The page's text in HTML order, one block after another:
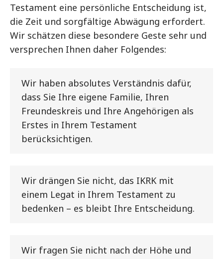
Testament eine persönliche Entscheidung ist,
die Zeit und sorgfältige Abwägung erfordert.
Wir schätzen diese besondere Geste sehr und
versprechen Ihnen daher Folgendes:
Wir haben absolutes Verständnis dafür,
dass Sie Ihre eigene Familie, Ihren
Freundeskreis und Ihre Angehörigen als
Erstes in Ihrem Testament
berücksichtigen.
Wir drängen Sie nicht, das IKRK mit
einem Legat in Ihrem Testament zu
bedenken – es bleibt Ihre Entscheidung.
Wir fragen Sie nicht nach der Höhe und